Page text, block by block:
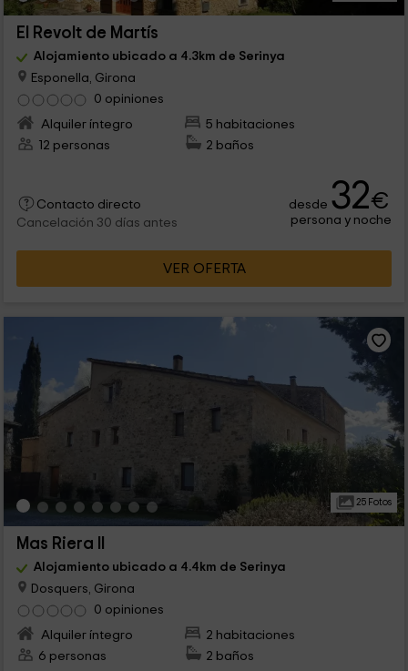
El Revolt de Martís
Alojamiento ubicado a 4.3km de Serinya
Esponella, Girona
0 opiniones
Alquiler íntegro
5 habitaciones
12 personas
2 baños
Contacto directo
Cancelación 30 días antes
desde 32€
persona y noche
VER OFERTA
25 Fotos
Mas Riera II
Alojamiento ubicado a 4.4km de Serinya
Dosquers, Girona
0 opiniones
Alquiler íntegro
2 habitaciones
6 personas
2 baños